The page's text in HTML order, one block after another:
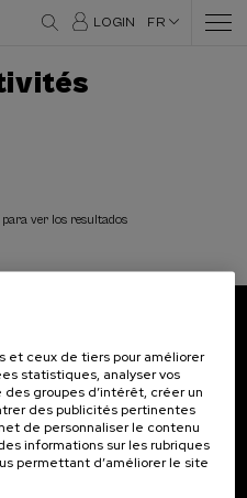
LOGIN FR
ver los resultados
les
et ceux de tiers pour améliorer
statistiques, analyser vos
groupes d’intérêt, créer un
des publicités pertinentes
de personnaliser le contenu
informations sur les rubriques
permettant d’améliorer le site